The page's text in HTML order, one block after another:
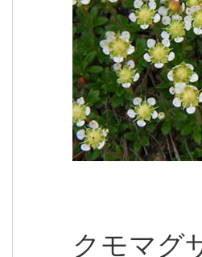
クモマグ